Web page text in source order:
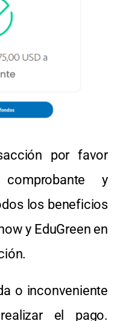
por favor
y
los beneficios
y EduGreen en
o inconveniente
el pago.